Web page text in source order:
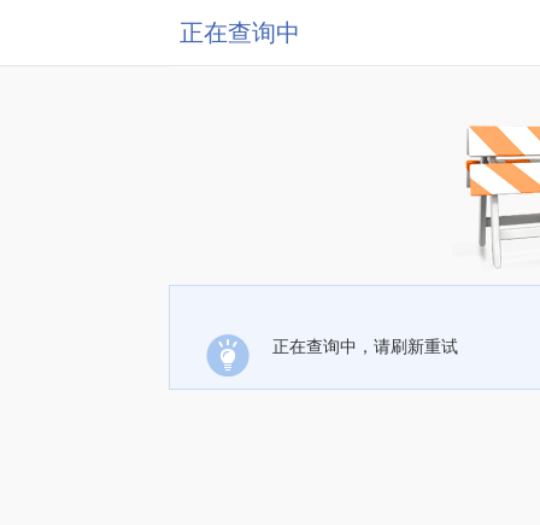
正在查询中
正在查询中，请刷新重试